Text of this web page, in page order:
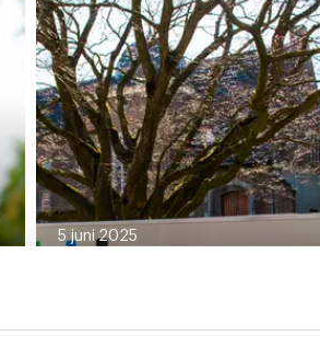
5 juni 2025
CNV-leden stemmen in